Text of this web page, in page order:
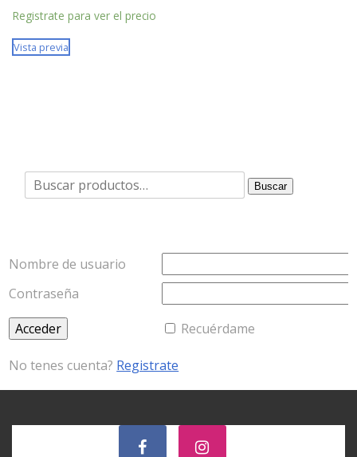
Registrate para ver el precio
Vista previa
Buscar
por:
Buscar
Nombre de usuario
Contraseña
Recuérdame
No tenes cuenta? Registrate